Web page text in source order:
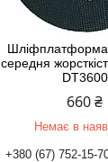
Шліфплатформа
середня
DT3600
660 ₴
Немає в
+380 (67) 752-15-